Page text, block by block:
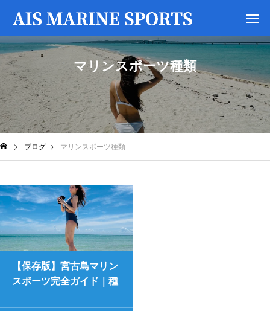
マリンスポーツ種類
ブログ マリンスポーツ種類
【保存版】宮古島マリン
スポーツ完全ガイド｜種